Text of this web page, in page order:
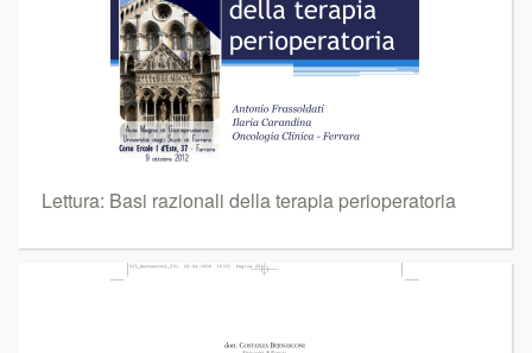
Lettura: Basi razionali della terapia perioperatoria